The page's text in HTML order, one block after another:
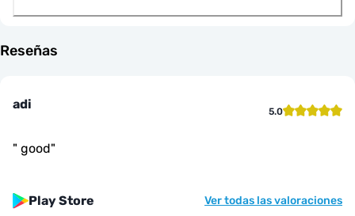
Reseñas
adi 5.0
" good"
Play Store Ver todas las valoraciones